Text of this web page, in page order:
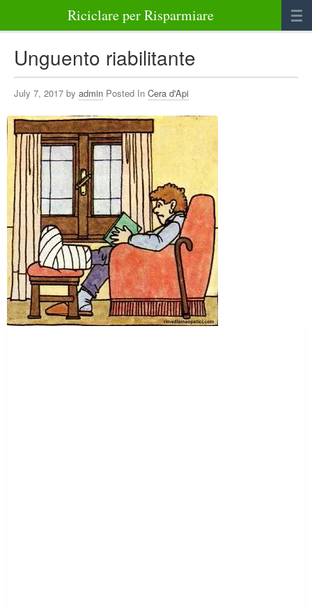
Riciclare per Risparmiare
Alimenti
Bellezza Benessere e Salute
Abbigliamento e Accessori
Varie
Unguento riabilitante
July 7, 2017 by admin Posted In Cera d'Api